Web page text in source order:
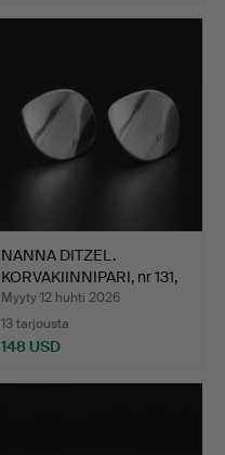
NANNA DITZEL.
KORVAKIINNIPARI, nr 131,
hop…
Myyty 12 huhti 2026
13 tarjousta
148 USD